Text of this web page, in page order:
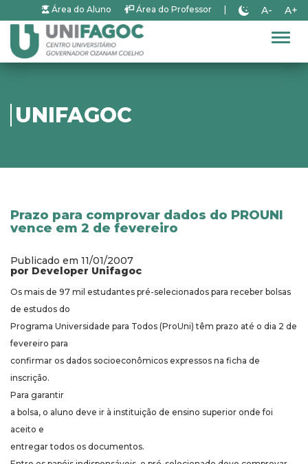
Área do Aluno Área do Professor A- A+
UNIFAGOC
Prazo para comprovar dados do PROUNI
vence em 2 de fevereiro
Publicado em 11/01/2007
por Developer Unifagoc
Os mais de 97 mil estudantes pré-selecionados para receber bolsas
de estudos do
Programa Universidade para Todos (ProUni) têm prazo até o dia 2 de
fevereiro para
confirmar os dados socioeconômicos expressos na ficha de
inscrição.
Para garantir
a bolsa, o aluno deve ir à instituição de ensino superior onde foi
aceito e
entregar todos os documentos.